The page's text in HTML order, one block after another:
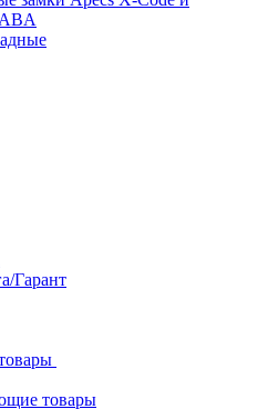
Гарант
товары